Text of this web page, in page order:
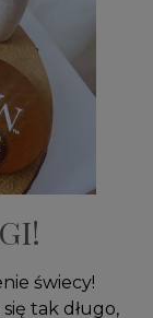
świecy!
tak długo,